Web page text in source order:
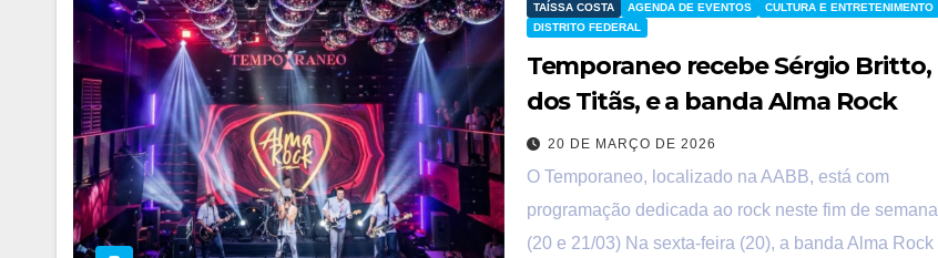
TAÍSSA COSTA AGENDA DE EVENTOS
CULTURA E ENTRETENIMENTO
DISTRITO FEDERAL
Temporaneo recebe Sérgio Britto,
dos Titãs, e a banda Alma Rock
20 DE MARÇO DE 2026
O Temporaneo, localizado na AABB, está com
programação dedicada ao rock neste fim de semana
(20 e 21/03) Na sexta-feira (20), a banda Alma Rock